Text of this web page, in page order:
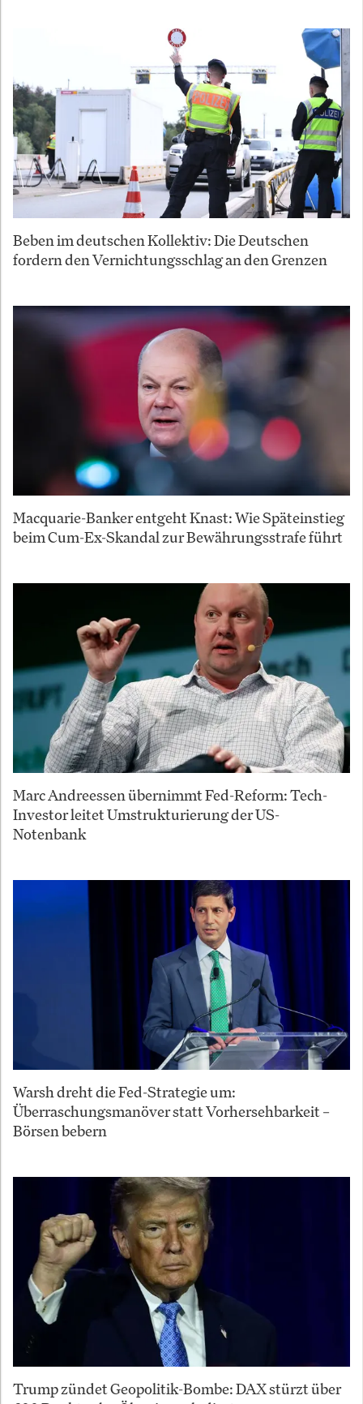
Beben im deutschen Kollektiv: Die Deutschen
fordern den Vernichtungsschlag an den Grenzen
Macquarie-Banker entgeht Knast: Wie Späteinstieg
beim Cum-Ex-Skandal zur Bewährungsstrafe führt
Marc Andreessen übernimmt Fed-Reform: Tech-
Investor leitet Umstrukturierung der US-
Notenbank
Warsh dreht die Fed-Strategie um:
Überraschungsmanöver statt Vorhersehbarkeit –
Börsen bebern
Trump zündet Geopolitik-Bombe: DAX stürzt über